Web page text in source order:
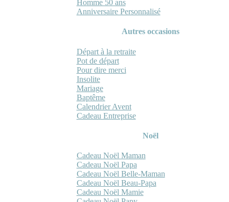
Homme 50 ans
Anniversaire Personnalisé
Autres occasions
Départ à la retraite
Pot de départ
Pour dire merci
Insolite
Mariage
Baptême
Calendrier Avent
Cadeau Entreprise
Noël
Cadeau Noël Maman
Cadeau Noël Papa
Cadeau Noël Belle-Maman
Cadeau Noël Beau-Papa
Cadeau Noël Mamie